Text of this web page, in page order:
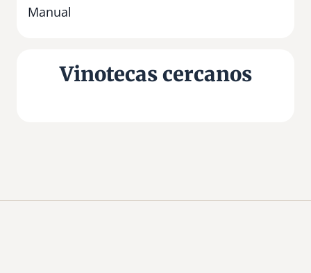
Manual
Vinotecas cercanos